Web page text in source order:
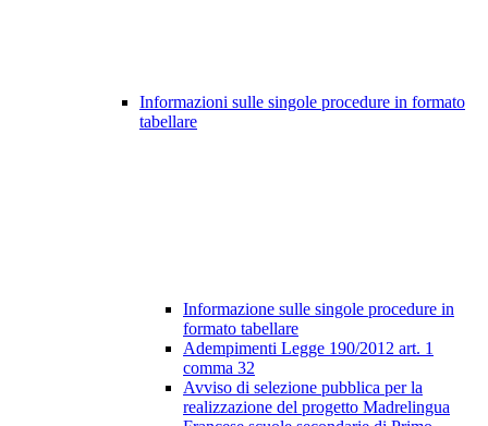
Informazioni sulle singole procedure in formato
tabellare
Informazione sulle singole procedure in
formato tabellare
Adempimenti Legge 190/2012 art. 1
comma 32
Avviso di selezione pubblica per la
realizzazione del progetto Madrelingua